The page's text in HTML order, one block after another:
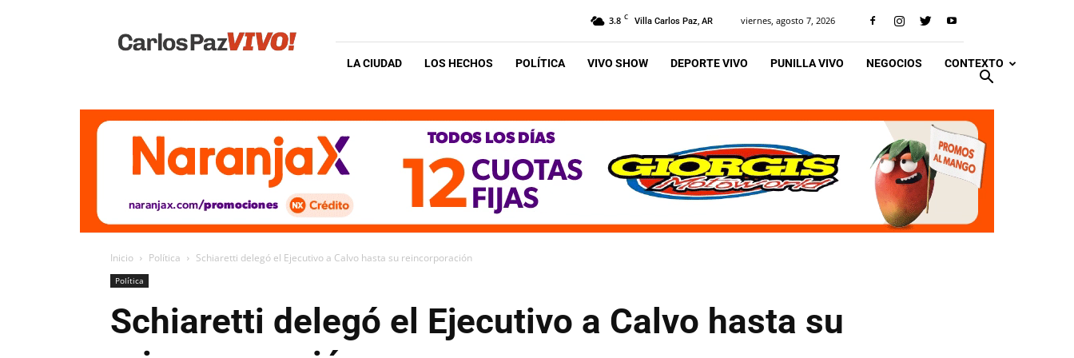
Vivo
3.8 C Villa Carlos Paz, AR viernes, agosto 7, 2026
LA CIUDAD LOS HECHOS POLÍTICA VIVO SHOW DEPORTE VIVO PUNILLA VIVO NEGOCIOS CONTEXTO
Inicio Política Schiaretti delegó el Ejecutivo a Calvo hasta su reincorporación
Política
Schiaretti delegó el Ejecutivo a Calvo hasta su